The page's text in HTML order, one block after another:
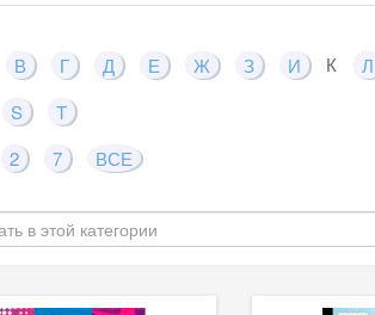
В Г Д Е Ж З И К Л
S
T
2 7 ВСЕ